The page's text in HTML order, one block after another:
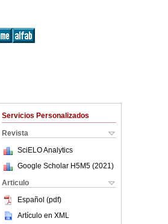
Servicios Personalizados
Revista
SciELO Analytics
Google Scholar H5M5 (2021 )
Articulo
Español (pdf)
Artículo en XML